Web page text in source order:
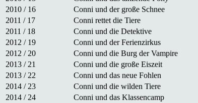
2010 / 16
Conni und der große Schnee
2011 / 17
Conni rettet die Tiere
2011 / 18
Conni und die Detektive
2012 / 19
Conni und der Ferienzirkus
2012 / 20
Conni und die Burg der Vampire
2013 / 21
Conni und die große Eiszeit
2013 / 22
Conni und das neue Fohlen
2014 / 23
Conni und die wilden Tiere
2014 / 24
Conni und das Klassencamp